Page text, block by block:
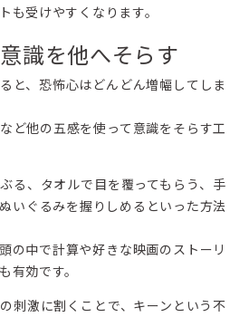
も受けやすくなります。
識を他へそらす
と、恐怖心はどんどん増幅してしま
ど他の五感を使って意識をそらす工
る、タオルで目を覆ってもらう、手
いぐるみを握りしめるといった方法
の中で計算や好きな映画のストーリ
有効です。
刺激に割くことで、キーンという不